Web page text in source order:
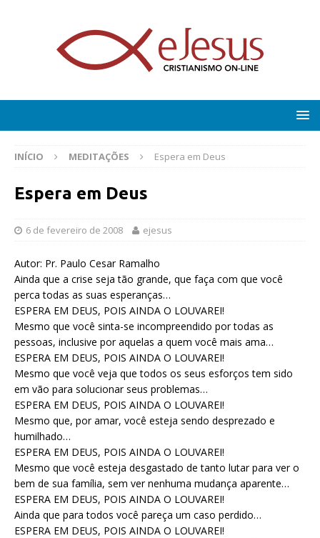
INÍCIO MEDITAÇÕES Espera em Deus
Espera em Deus
6 de fevereiro de 2008 ejesus
Autor: Pr. Paulo Cesar Ramalho
Ainda que a crise seja tão grande, que faça com que você
perca todas as suas esperanças…
ESPERA EM DEUS, POIS AINDA O LOUVAREI!
Mesmo que você sinta-se incompreendido por todas as
pessoas, inclusive por aquelas a quem você mais ama…
ESPERA EM DEUS, POIS AINDA O LOUVAREI!
Mesmo que você veja que todos os seus esforços tem sido
em vão para solucionar seus problemas…
ESPERA EM DEUS, POIS AINDA O LOUVAREI!
Mesmo que, por amar, você esteja sendo desprezado e
humilhado…
ESPERA EM DEUS, POIS AINDA O LOUVAREI!
Mesmo que você esteja desgastado de tanto lutar para ver o
bem de sua família, sem ver nenhuma mudança aparente…
ESPERA EM DEUS, POIS AINDA O LOUVAREI!
Ainda que para todos você pareça um caso perdido…
ESPERA EM DEUS, POIS AINDA O LOUVAREI!